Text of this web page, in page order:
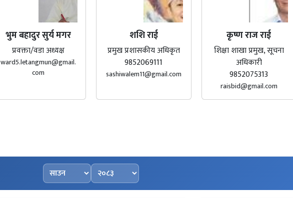
भुम बहादुर सुर्य मगर
प्रवक्ता/वडा अध्यक्ष
ward5.letangmun@gmail.
com
शशि राई
प्रमुख प्रशासकीय अधिकृत
9852069111
sashiwalem11@gmail.com
कृष्ण राज राई
शिक्षा शाखा प्रमुख, सूचना
अधिकारी
9852075313
raisbid@gmail.com
महिना चयन गर्नुहोस्
वर्ष चयन गर्नुहोस्